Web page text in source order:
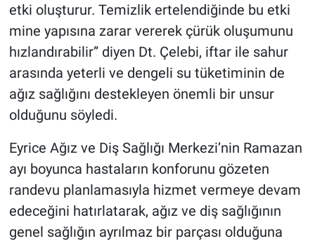
etki oluşturur. Temizlik ertelendiğinde bu etki
mine yapısına zarar vererek çürük oluşumunu
hızlandırabilir” diyen Dt. Çelebi, iftar ile sahur
arasında yeterli ve dengeli su tüketiminin de
ağız sağlığını destekleyen önemli bir unsur
olduğunu söyledi.
Eyrice Ağız ve Diş Sağlığı Merkezi’nin Ramazan
ayı boyunca hastaların konforunu gözeten
randevu planlamasıyla hizmet vermeye devam
edeceğini hatırlatarak, ağız ve diş sağlığının
genel sağlığın ayrılmaz bir parçası olduğuna